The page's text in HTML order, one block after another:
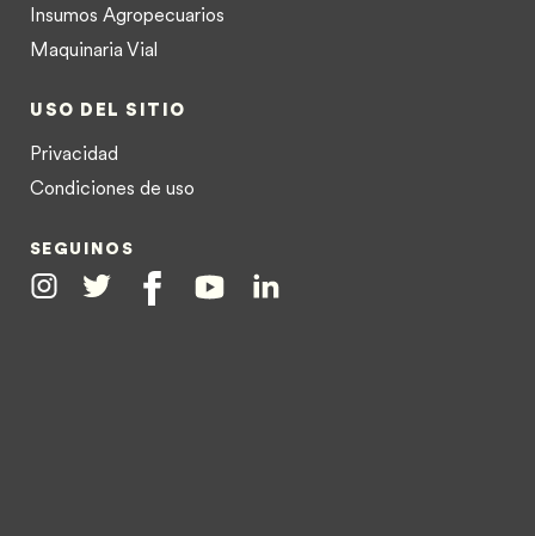
Insumos Agropecuarios
Maquinaria Vial
USO DEL SITIO
Privacidad
Condiciones de uso
SEGUINOS
InstagramTwitter FacebookYoutubeLinkedin